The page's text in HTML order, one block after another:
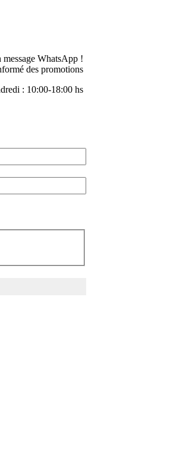
message WhatsApp !
des promotions
: 10:00-18:00 hs